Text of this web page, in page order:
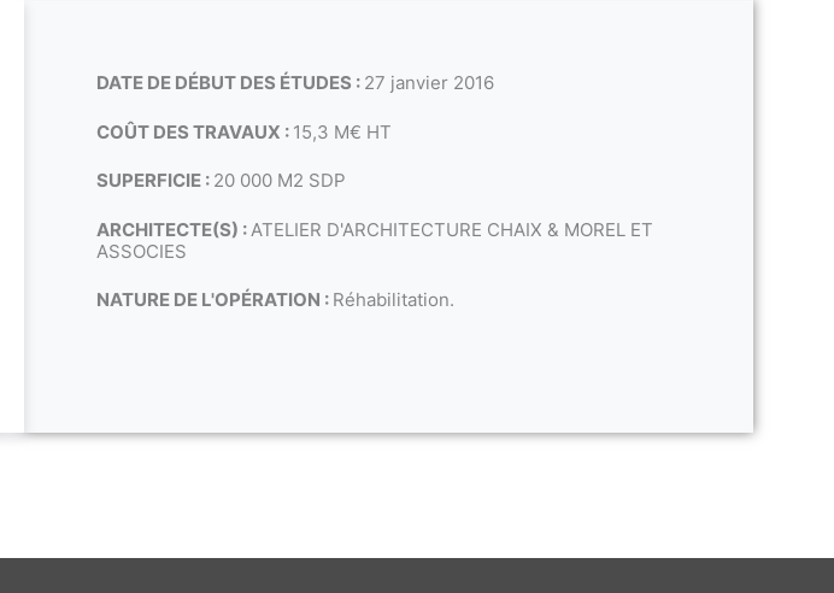
DATE DE DÉBUT DES ÉTUDES : 27 janvier 2016
COÛT DES TRAVAUX : 15,3 M€ HT
SUPERFICIE : 20 000 M2 SDP
ARCHITECTE(S) :ATELIER D'ARCHITECTURE CHAIX & MOREL ET
ASSOCIES
NATURE DE L'OPÉRATION : Réhabilitation.